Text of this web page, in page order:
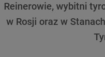
Reinerowie, wybitni
w Rosji oraz w